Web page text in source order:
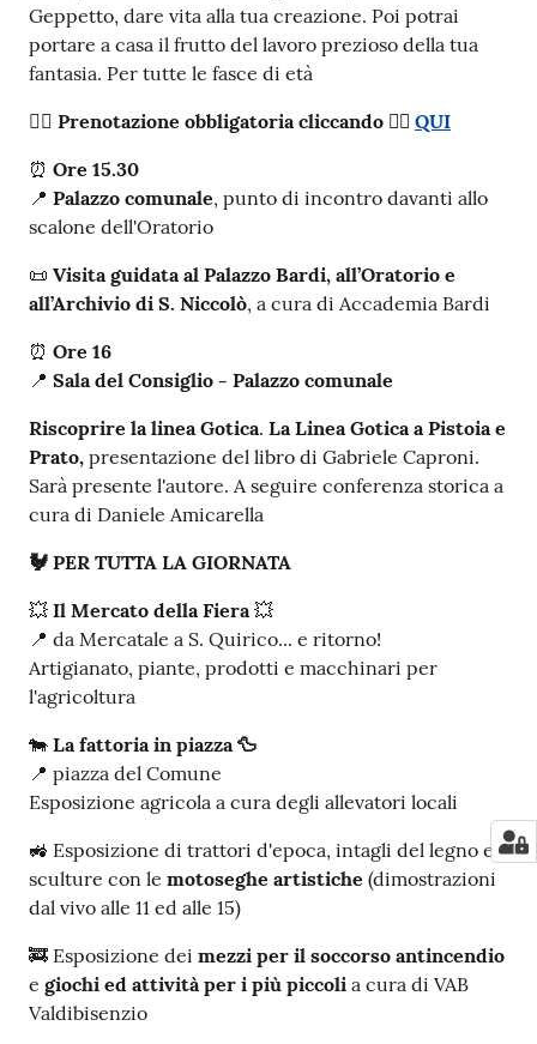
Geppetto, dare vita alla tua creazione. Poi potrai
portare a casa il frutto del lavoro prezioso della tua
fantasia. Per tutte le fasce di età
✍🏻 Prenotazione obbligatoria cliccando 👉🏻 QUI
⏰ Ore 15.30
📍 Palazzo comunale, punto di incontro davanti allo
scalone dell'Oratorio
📜 Visita guidata al Palazzo Bardi, all’Oratorio e
all’Archivio di S. Niccolò, a cura di Accademia Bardi
⏰ Ore 16
📍 Sala del Consiglio - Palazzo comunale
Riscoprire la linea Gotica. La Linea Gotica a Pistoia e
Prato, presentazione del libro di Gabriele Caproni.
Sarà presente l'autore. A seguire conferenza storica a
cura di Daniele Amicarella
🐓 PER TUTTA LA GIORNATA
💥 Il Mercato della Fiera💥
📍 da Mercatale a S. Quirico... e ritorno!
Artigianato, piante, prodotti e macchinari per
l'agricoltura
🐄 La fattoria in piazza 🦆
📍 piazza del Comune
Esposizione agricola a cura degli allevatori locali
🚜 Esposizione di trattori d'epoca, intagli del legno e
sculture con le motoseghe artistiche (dimostrazioni
dal vivo alle 11 ed alle 15)
🚒 Esposizione dei mezzi per il soccorso antincendio
e giochi ed attività per i più piccoli a cura di VAB
Valdibisenzio